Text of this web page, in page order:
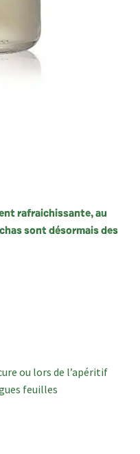
rafraichissante, au
sont désormais des
ou lors de l’apéritif
feuilles